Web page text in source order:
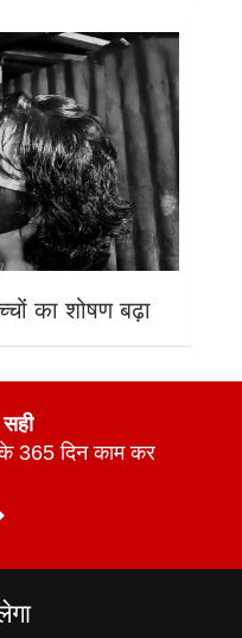
का शोषण बढ़ा
365 दिन काम कर